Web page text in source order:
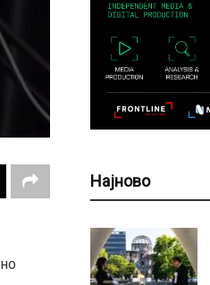
Најново